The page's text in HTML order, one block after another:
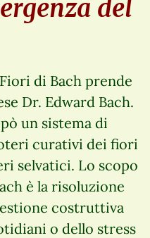
del
di Bach prende
Dr. Edward Bach.
un sistema di
curativi dei fiori
selvatici. Lo scopo
è la risoluzione
costruttiva
o dello stress